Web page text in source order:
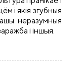
і якія згубныя
неразумныя
і іншыя.